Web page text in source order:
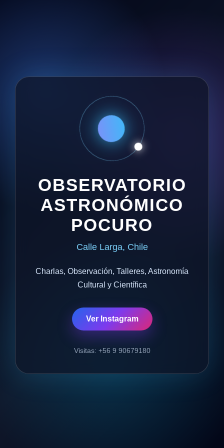
OBSERVATORIO
ASTRONÓMICO
POCURO
Calle Larga, Chile
Charlas, Observación, Talleres, Astronomía
Cultural y Científica
Ver Instagram
Visitas: +56 9 90679180